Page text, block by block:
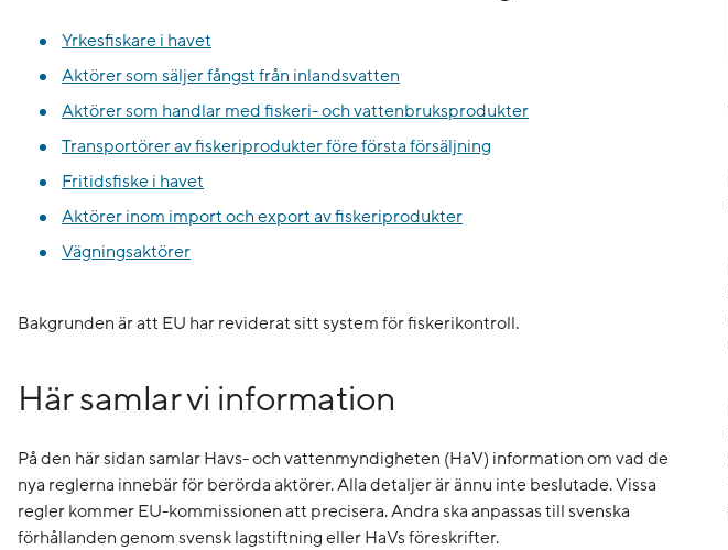
Yrkesfiskare i havet
Aktörer som säljer fångst från inlandsvatten
Aktörer som handlar med fiskeri- och vattenbruksprodukter
Transportörer av fiskeriprodukter före första försäljning
Fritidsfiske i havet
Aktörer inom import och export av fiskeriprodukter
Vägningsaktörer
Bakgrunden är att EU har reviderat sitt system för fiskerikontroll.
Här samlar vi information
På den här sidan samlar Havs- och vattenmyndigheten (HaV) information om vad de
nya reglerna innebär för berörda aktörer. Alla detaljer är ännu inte beslutade. Vissa
regler kommer EU-kommissionen att precisera. Andra ska anpassas till svenska
förhållanden genom svensk lagstiftning eller HaVs föreskrifter.